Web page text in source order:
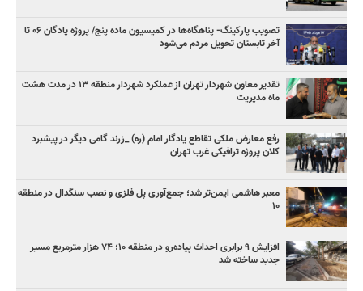
تصویب پارکینگ- پناهگاه‌ها در کمیسیون ماده پنج/ پروژه پادگان ۰۶ تا
آخر تابستان تحویل مردم می‌شود
تقدیر معاون شهردار تهران از عملکرد شهردار منطقه ۱۳ در مدت هشت
ماه مدیریت
رفع معارض ملکی تقاطع یادگار امام (ره) _زرند گامی دیگر در پیشبرد
کلان پروژه‌ ترافیکی غرب تهران
معبر هاشمی ایمن‌تر شد؛ جمع‌آوری پل فلزی و نصب سنگدال در منطقه
۱۰
افزایش ۹ برابری احداث پیاده‌رو در منطقه ۱۰؛ ۷۴ هزار مترمربع مسیر
جدید ساخته شد